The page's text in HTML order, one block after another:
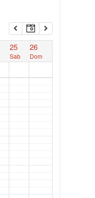
25
Sab
26
Dom